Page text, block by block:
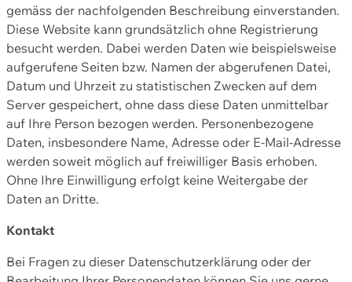
gemäss der nachfolgenden Beschreibung einverstanden.
Diese Website kann grundsätzlich ohne Registrierung
besucht werden. Dabei werden Daten wie beispielsweise
aufgerufene Seiten bzw. Namen der abgerufenen Datei,
Datum und Uhrzeit zu statistischen Zwecken auf dem
Server gespeichert, ohne dass diese Daten unmittelbar
auf Ihre Person bezogen werden. Personenbezogene
Daten, insbesondere Name, Adresse oder E-Mail-Adresse
werden soweit möglich auf freiwilliger Basis erhoben.
Ohne Ihre Einwilligung erfolgt keine Weitergabe der
Daten an Dritte.
Kontakt
Bei Fragen zu dieser Datenschutzerklärung oder der